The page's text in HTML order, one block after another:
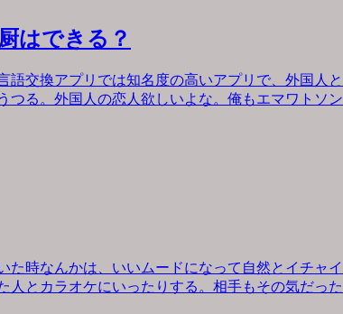
はできる？
交換アプリでは知名度の高いアプリで、外国人と
る。外国人の恋人欲しいよな。俺もエマワトソン
時なんかは、いいムードになって自然とイチャイ
とカラオケにいったりする。相手もその気だった